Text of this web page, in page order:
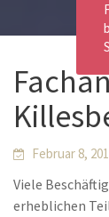
Februar 8,
Viele
erheblichen